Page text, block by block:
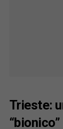
Trieste:
“bionico”